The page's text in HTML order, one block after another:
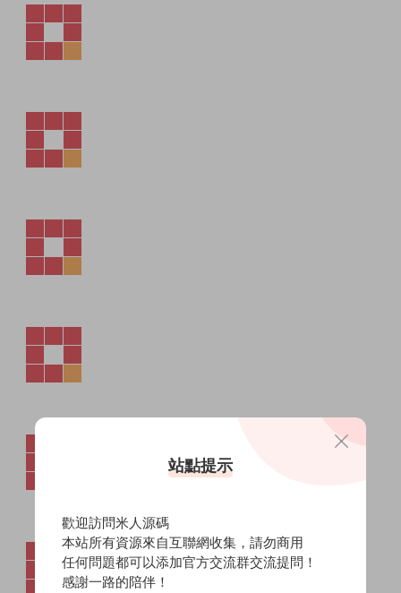
站點提示
歡迎訪問米人源碼
本站所有資源來自互聯網收集，請勿商用
任何問題都可以添加官方交流群交流提問！
感謝一路的陪伴！